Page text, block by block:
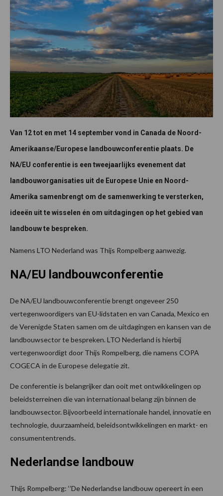
Van 12 tot en met 14 september vond in Canada de Noord-
Amerikaanse/Europese landbouwconferentie plaats. De
NA/EU conferentie is een tweejaarlijks evenement dat
landbouworganisaties uit de Europese Unie en Noord-
Amerika samenbrengt om de samenwerking te versterken,
ideeën uit te wisselen én om uitdagingen op het gebied van
landbouw te bespreken.
Namens LTO Nederland was Thijs Rompelberg aanwezig.
NA/EU landbouwconferentie
De NA/EU landbouwconferentie brengt ongeveer 250
vertegenwoordigers van EU-lidstaten en van Canada, Mexico en
de Verenigde Staten samen om de uitdagingen en kansen van de
landbouwsector te bespreken. LTO Nederland is hierbij
vertegenwoordigt door Thijs Rompelberg, die namens COPA
COGECA in de Europese delegatie zit.
De conferentie is belangrijker dan ooit met ontwikkelingen op
beleidsterreinen die van internationaal belang zijn binnen de
landbouwsector. Bijvoorbeeld internationale handel, innovatie en
technologie, duurzaamheid, beleidsontwikkelingen en markt- en
consumententrends.
Nederlandse landbouw
Thijs Rompelberg: ‘’De Nederlandse landbouw opereert in een